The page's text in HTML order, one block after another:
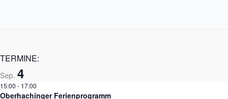
TERMINE:
Sep. 4
15:00 - 17:00
Oberhachinger Ferienprogramm